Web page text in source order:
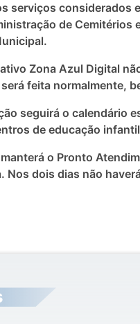
serviços considerados
de Cemitérios
Zona Azul Digital
feita normalmente,
seguirá o calendário
de educação
o Pronto
Nos dois dias não